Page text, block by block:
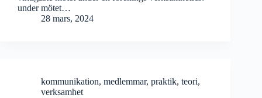
under mötet…
28 mars, 2024
kommunikation, medlemmar, praktik, teori,
verksamhet